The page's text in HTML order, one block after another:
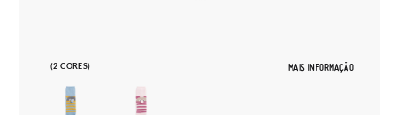
(2 CORES) MAIS INFORMAÇÃO